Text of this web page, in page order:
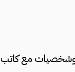
له ، وشخصيات مع كاتب